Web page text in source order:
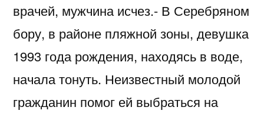
врачей, мужчина исчез.- В Серебряном
бору, в районе пляжной зоны, девушка
1993 года рождения, находясь в воде,
начала тонуть. Неизвестный молодой
гражданин помог ей выбраться на